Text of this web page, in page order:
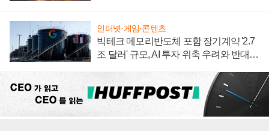
인터넷·게임·콘텐츠
빅테크 메모리반도체 포함 장기계약 '2.7
조 달러' 규모, AI 투자 위축 우려와 반대